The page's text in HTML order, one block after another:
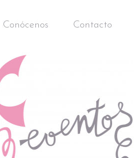
Conócenos Contacto